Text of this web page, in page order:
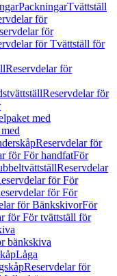
PackningarTvättställ
för
för
för Tvättställ för
Reservdelar för
Reservdelar för
med
Reservdelar för
för För handfatFör
Reservdelar
för För
för För
för BänkskivorFör
för För tvättställ för
bänkskiva
Låga
Reservdelar för